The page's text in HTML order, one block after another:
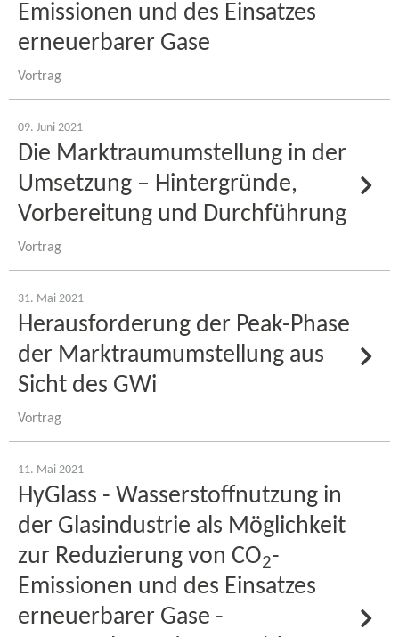
Emissionen und des Einsatzes
erneuerbarer Gase
Vortrag
09. Juni 2021
Die Marktraumumstellung in der
Umsetzung – Hintergründe,
Vorbereitung und Durchführung
Vortrag
31. Mai 2021
Herausforderung der Peak-​Phase
der Marktraumumstellung aus
Sicht des GWi
Vortrag
11. Mai 2021
HyGlass - Wasserstoffnutzung in
der Glasindustrie als Möglichkeit
zur Reduzierung von CO2-​
Emissionen und des Einsatzes
erneuerbarer Gase -